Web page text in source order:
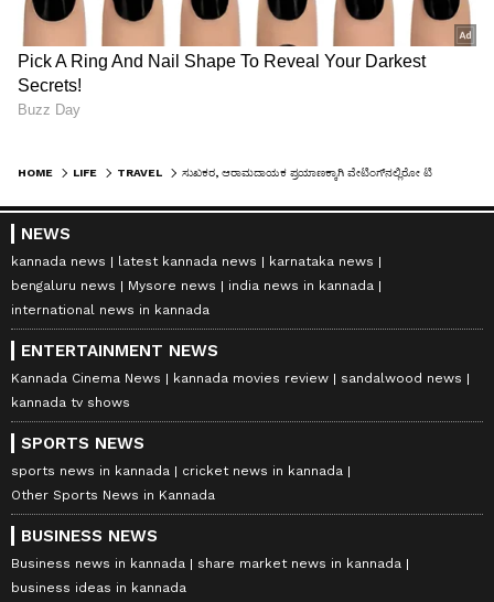
HOME LIFE TRAVEL
NEWS
kannada news latest kannada news
karnataka news
bengaluru news
Mysore news
india news in kannada
international news in kannada
ENTERTAINMENT NEWS
Kannada Cinema News kannada movies review
sandalwood news
kannada tv shows
SPORTS NEWS
sports news in kannada
cricket news in kannada
Other Sports News in Kannada
BUSINESS NEWS
Business news in kannada
share market news in kannada
business ideas in kannada